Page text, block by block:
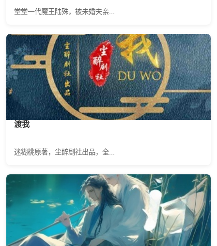
堂堂一代魔王陆殊，被未婚夫亲...
渡我
迷糊桃原著，尘醉剧社出品，全...